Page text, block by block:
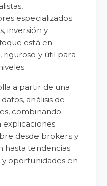
especializados
inversión y
está en
y útil para
a partir de una
análisis de
combinando
desde brokers y
hasta tendencias
y oportunidades en